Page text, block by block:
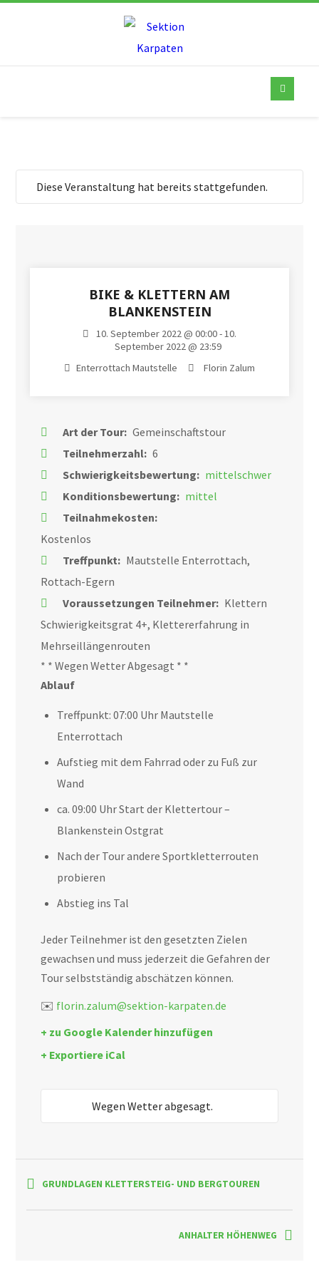
Diese Veranstaltung hat bereits stattgefunden.
BIKE & KLETTERN AM
BLANKENSTEIN
10. September 2022 @ 00:00 - 10.
September 2022 @ 23:59
Enterrottach Mautstelle
Florin Zalum
Art der Tour: Gemeinschaftstour
Teilnehmerzahl: 6
Schwierigkeitsbewertung: mittelschwer
Konditionsbewertung: mittel
Teilnahmekosten:
Kostenlos
Treffpunkt: Mautstelle Enterrottach,
Rottach-Egern
Voraussetzungen Teilnehmer: Klettern
Schwierigkeitsgrat 4+, Klettererfahrung in
Mehrseillängenrouten
* * Wegen Wetter Abgesagt * *
Ablauf
Treffpunkt: 07:00 Uhr Mautstelle
Enterrottach
Aufstieg mit dem Fahrrad oder zu Fuß zur
Wand
ca. 09:00 Uhr Start der Klettertour –
Blankenstein Ostgrat
Nach der Tour andere Sportkletterrouten
probieren
Abstieg ins Tal
Jeder Teilnehmer ist den gesetzten Zielen
gewachsen und muss jederzeit die Gefahren der
Tour selbstständig abschätzen können.
✉️ florin.zalum@sektion-karpaten.de
+ zu Google Kalender hinzufügen
+ Exportiere iCal
Wegen Wetter abgesagt.
GRUNDLAGEN KLETTERSTEIG- UND BERGTOUREN
ANHALTER HÖHENWEG